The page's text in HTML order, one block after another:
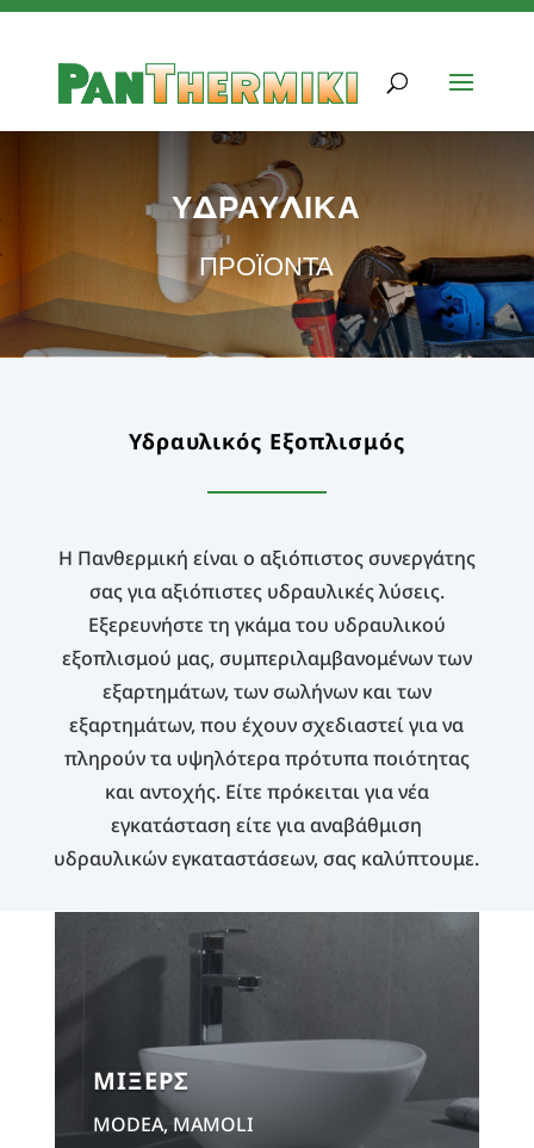
ΥΔΡΑΥΛΙΚΑ
ΠΡΟΪΟΝΤΑ
Υδραυλικός Εξοπλισμός
Η Πανθερμική είναι ο αξιόπιστος συνεργάτης
σας για αξιόπιστες υδραυλικές λύσεις.
Εξερευνήστε τη γκάμα του υδραυλικού
εξοπλισμού μας, συμπεριλαμβανομένων των
εξαρτημάτων, των σωλήνων και των
εξαρτημάτων, που έχουν σχεδιαστεί για να
πληρούν τα υψηλότερα πρότυπα ποιότητας
και αντοχής. Είτε πρόκειται για νέα
εγκατάσταση είτε για αναβάθμιση
υδραυλικών εγκαταστάσεων, σας καλύπτουμε.
ΜΙΞΕΡΣ
MODEA, MAMOLI